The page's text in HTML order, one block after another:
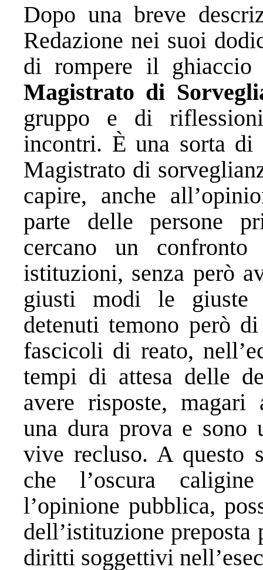
Dopo una breve
Redazione nei suoi
di rompere il
Magistrato di
gruppo e di
incontri. È una sorta
Magistrato di
capire, anche
parte delle persone
cercano un
istituzioni, senza però
giusti modi le giuste
detenuti temono però
fascicoli di reato,
tempi di attesa delle
avere risposte, magari
una dura prova e sono
vive recluso. A questo
che l’oscura
l’opinione pubblica,
dell’istituzione
diritti soggettivi